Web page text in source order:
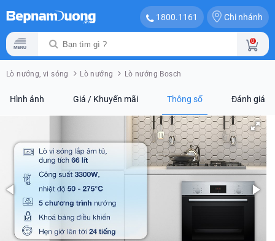
1800.1161 Chi nhánh
0
Lò nướng, vi sóng Lò nướng Lò nướng Bosch
Hình ảnh Giá / Khuyến mãi Thông số Đánh giá